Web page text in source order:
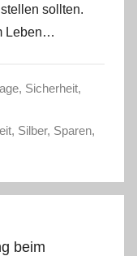
sollten.
Leben…
, Sicherheit,
, Silber, Sparen,
beim